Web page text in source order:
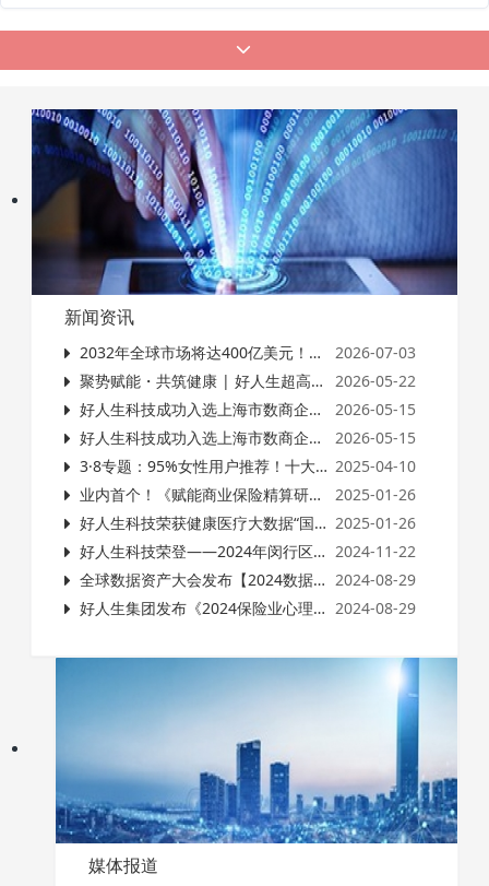
升级峰会的预热活动。在此次沙龙中，亿欧
新闻资讯
2032年全球市场将达400亿美元！国际二诊，为什么突然火了？
2026-07-03
聚势赋能・共筑健康 | 好人生超高端体检培训沙龙会（江浙站）圆满落幕
2026-05-22
好人生科技成功入选上海市数商企业入库名单，数字健康科技实力再获权威认可
2026-05-15
好人生科技成功入选上海市数商企业入库名单，数字健康科技实力再获权威认可
2026-05-15
3·8专题：95%女性用户推荐！十大高价值健康管理服务，重新定义保险增值新体验 2025-04-10
业内首个！《赋能商业保险精算研究的医疗大数据规范》意见征询座谈会在沪圆满举行！
2025-01-26
好人生科技荣获健康医疗大数据“国家级”荣誉！ 2025-01-26
好人生科技荣登——2024年闵行区培育行业领军企业、支持特色园区（集群）发展项目扶持名单！ 2024-11-22
全球数据资产大会发布【2024数据资产运营生态图谱】好人生科技荣登三大板块！ 2024-08-29
好人生集团发布《2024保险业心理健康服务数据报告》 2024-08-29
媒体报道